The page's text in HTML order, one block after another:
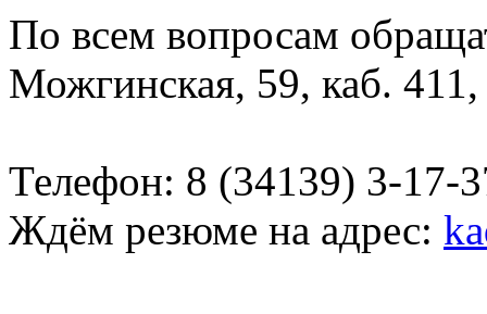
По всем вопросам
Можгинская, 59, каб.
Телефон: 8 (34139) 3-17-
Ждём резюме на адрес: